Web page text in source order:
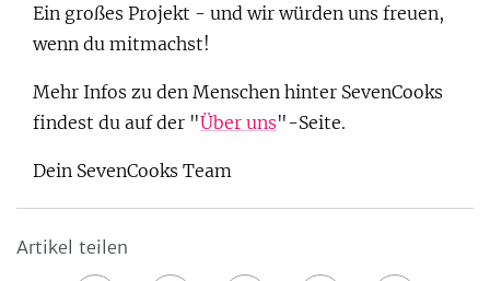
Ein großes Projekt - und wir würden uns freuen,
wenn du mitmachst!
Mehr Infos zu den Menschen hinter SevenCooks
findest du auf der "Über uns"-Seite.
Dein SevenCooks Team
Artikel teilen